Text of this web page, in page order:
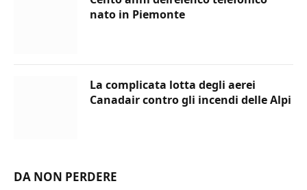
nato in Piemonte
La complicata lotta degli aerei
Canadair contro gli incendi delle Alpi
DA NON PERDERE